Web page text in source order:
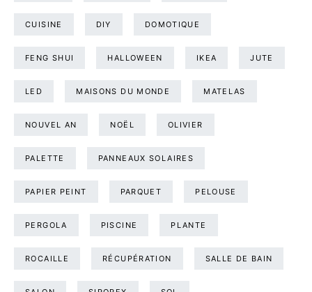
CUISINE DIY DOMOTIQUE
FENG SHUI HALLOWEEN IKEA JUTE
LED MAISONS DU MONDE MATELAS
NOUVEL AN NOËL OLIVIER
PALETTE PANNEAUX SOLAIRES
PAPIER PEINT PARQUET PELOUSE
PERGOLA PISCINE PLANTE
ROCAILLE RÉCUPÉRATION SALLE DE BAIN